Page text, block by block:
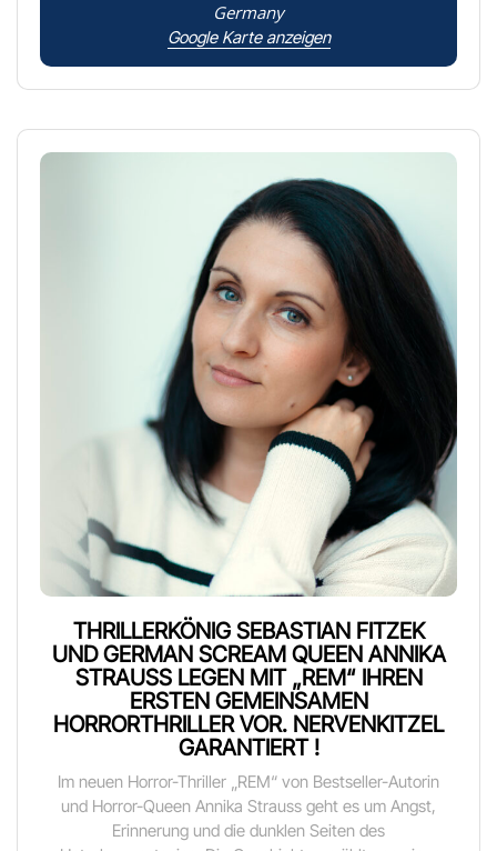
Germany
Google Karte anzeigen
THRILLERKÖNIG SEBASTIAN FITZEK
UND GERMAN SCREAM QUEEN ANNIKA
STRAUSS LEGEN MIT „REM“ IHREN
ERSTEN GEMEINSAMEN
HORRORTHRILLER VOR. NERVENKITZEL
GARANTIERT !
Im neuen Horror-Thriller „REM“ von Bestseller-Autorin
und Horror-Queen Annika Strauss geht es um Angst,
Erinnerung und die dunklen Seiten des